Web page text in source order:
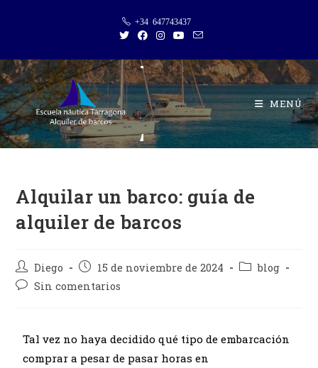
+34 647743437
MENÚ
Alquilar un barco: guía de
alquiler de barcos
Diego 15 de noviembre de 2024
blog
Sin comentarios
Tal vez no haya decidido qué tipo de embarcación
comprar a pesar de pasar horas en